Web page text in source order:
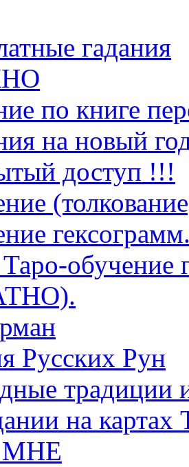
гадания
по книге
на новый
доступ !!!
обучение
Русских Рун
традиции
на картах